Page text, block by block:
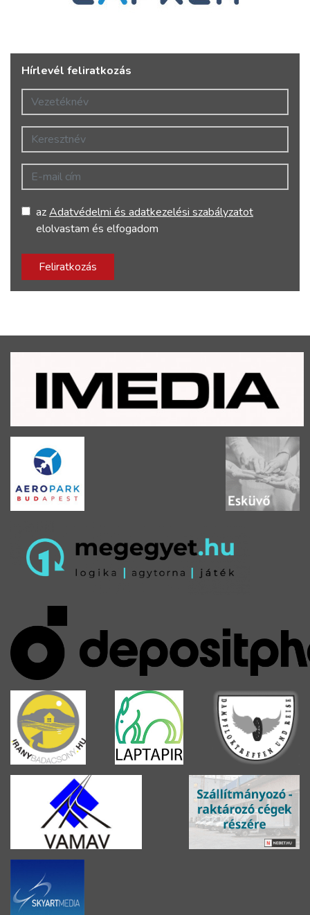
Hírlevél feliratkozás
Vezetéknév
Keresztnév
E-mail cím
azAdatvédelmi és adatkezelési szabályzatot
elolvastam és elfogadom
Feliratkozás